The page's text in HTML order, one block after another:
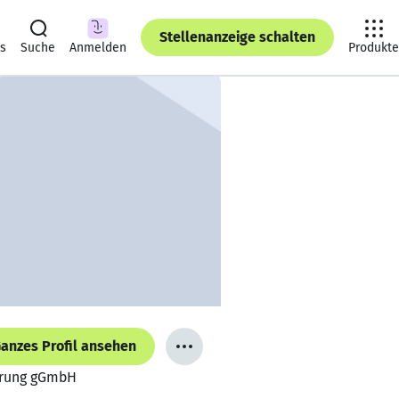
Suche Anmelden
Stellenanzeige schalten
Produkte
Profil ansehen
gGmbH